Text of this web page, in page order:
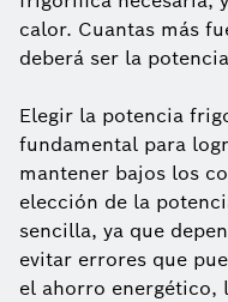
calor. Cuantas más
deberá ser la
Elegir la potencia
fundamental para
mantener bajos los
elección de la
sencilla, ya que
evitar errores que
el ahorro energético,